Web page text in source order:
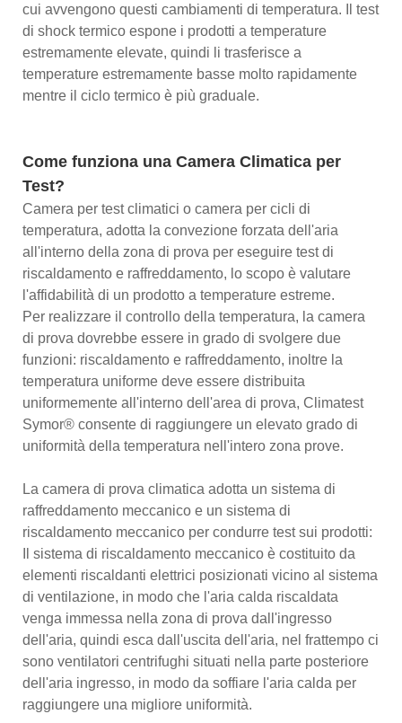
cui avvengono questi cambiamenti di temperatura. Il test
di shock termico espone i prodotti a temperature
estremamente elevate, quindi li trasferisce a
temperature estremamente basse molto rapidamente
mentre il ciclo termico è più graduale.
Come funziona una Camera Climatica per
Test?
Camera per test climatici o camera per cicli di
temperatura, adotta la convezione forzata dell'aria
all'interno della zona di prova per eseguire test di
riscaldamento e raffreddamento, lo scopo è valutare
l'affidabilità di un prodotto a temperature estreme.
Per realizzare il controllo della temperatura, la camera
di prova dovrebbe essere in grado di svolgere due
funzioni: riscaldamento e raffreddamento, inoltre la
temperatura uniforme deve essere distribuita
uniformemente all'interno dell'area di prova, Climatest
Symor® consente di raggiungere un elevato grado di
uniformità della temperatura nell'intero zona prove.
La camera di prova climatica adotta un sistema di
raffreddamento meccanico e un sistema di
riscaldamento meccanico per condurre test sui prodotti:
Il sistema di riscaldamento meccanico è costituito da
elementi riscaldanti elettrici posizionati vicino al sistema
di ventilazione, in modo che l'aria calda riscaldata
venga immessa nella zona di prova dall'ingresso
dell'aria, quindi esca dall'uscita dell'aria, nel frattempo ci
sono ventilatori centrifughi situati nella parte posteriore
dell'aria ingresso, in modo da soffiare l'aria calda per
raggiungere una migliore uniformità.